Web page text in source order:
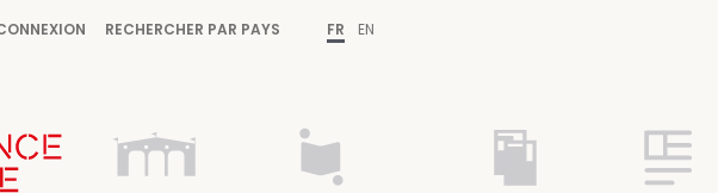
RECHERCHER PAR PAYS FR EN